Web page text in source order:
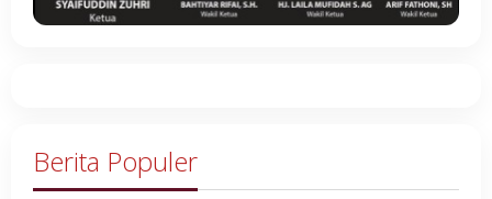
Berita Populer